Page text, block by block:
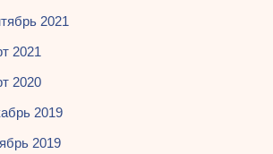
2021
2021
2020
2019
2019